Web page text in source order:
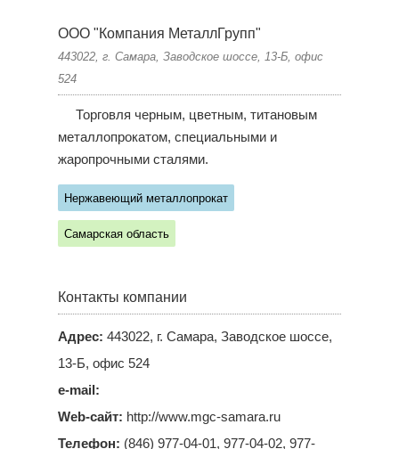
ООО "Компания МеталлГрупп"
443022, г. Самара, Заводское шоссе, 13-Б, офис
524
Торговля черным, цветным, титановым
металлопрокатом, специальными и
жаропрочными сталями.
Нержавеющий металлопрокат
Самарская область
Контакты компании
Адрес: 443022, г. Самара, Заводское шоссе,
13-Б, офис 524
e-mail:
Web-сайт: http://www.mgc-samara.ru
Телефон: (846) 977-04-01, 977-04-02, 977-